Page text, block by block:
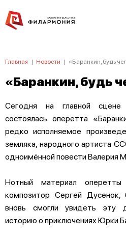
Главная | Новости | «Баранкин, будь
«Баранкин, будь
Сегодня на главной сцене
состоялась оперетта
редко исполняемое
земляка, народного артиста
одноимённой повести Валерия
Нотный материал оперетты
композитор Сергей Дусенок,
вновь смогли увидеть эту
историю о приключениях Юрки